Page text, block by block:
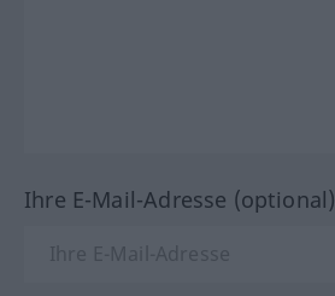
Ihre E-Mail-Adresse (optional)